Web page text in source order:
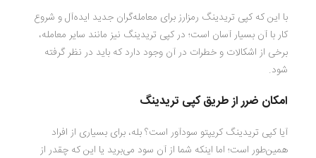
با این که کپی تریدینگ رمزارز برای معامله‌گران جدید ایده‌آل و شروع
کار با آن بسیار آسان است؛ در کپی تریدینگ نیز مانند سایر معامله،
برخی از اشکالات و خطرات در آن وجود دارد که باید در نظر گرفته
شود.
امکان ضرر از طریق کپی تریدینگ
آیا کپی تریدینگ کریپتو سودآور است؟ بله، برای بسیاری از افراد
همین‌طور است؛ اما اینکه شما از آن سود می‌برید یا این که چقدر از